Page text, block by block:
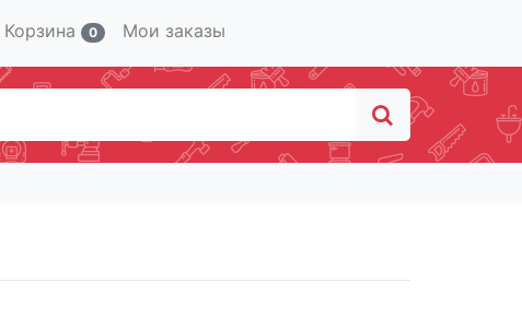
Корзина 0 Мои заказы